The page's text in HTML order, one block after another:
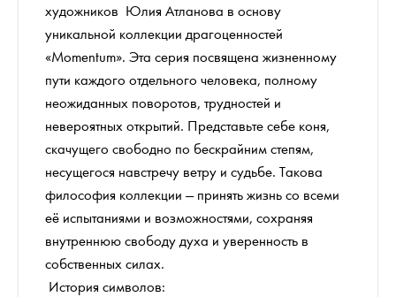
художников Юлия Атланова в основу
уникальной коллекции драгоценностей
«Momentum». Эта серия посвящена жизненному
пути каждого отдельного человека, полному
неожиданных поворотов, трудностей и
невероятных открытий. Представьте себе коня,
скачущего свободно по бескрайним степям,
несущегося навстречу ветру и судьбе. Такова
философия коллекции — принять жизнь со всеми
её испытаниями и возможностями, сохраняя
внутреннюю свободу духа и уверенность в
собственных силах.
История символов: